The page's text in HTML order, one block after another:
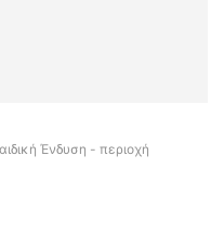
Ένδυση - περιοχή